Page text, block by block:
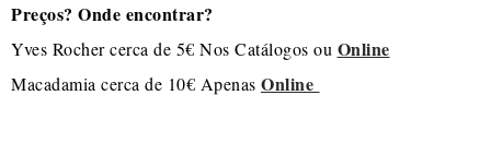
Preços? Onde encontrar?
Yves Rocher cerca de 5€ Nos Catálogos ou Online
Macadamia cerca de 10€ Apenas Online